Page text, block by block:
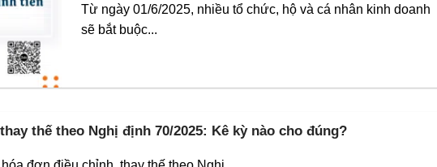
Từ ngày 01/6/2025, nhiều tổ chức, hộ và cá nhân kinh doanh
sẽ bắt buộc...
thế theo Nghị định 70/2025: Kê kỳ nào cho đúng?